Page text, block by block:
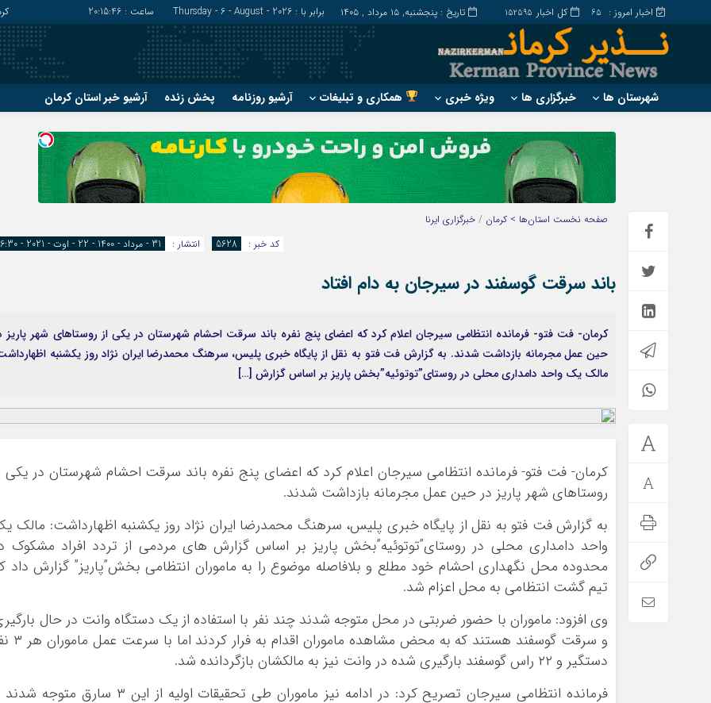
کل اخبار 152595 اخبار امروز : 65 تاریخ : پنجشنبه, ۱۵ مرداد , ۱۴۰۵ برابر با : Thursday - 6 - August - 2026 ساعت : 20:15:48
شهرستان ها خبرگزاری ها ویژه خبری همکاری و تبلیغات آرشیو روزنامه پخش زنده آرشیو خبر استان کرمان
بردسیر
?
بم
جیرفت
رابر
راور
?
رفسنجان
ریگان
زرند
?
شهربابک
عنبرآباد
فاریاب
صفحه نخست استان‌ها > کرمان / خبرگزاری ایرنا
انتشار :
31 - مرداد - 1400 - 22 - اوت - 2021 - 16:30 کد خبر : 5628
باند سرقت گوسفند در سیرجان به دام افتاد
کرمان- فت فتو- فرمانده انتظامی سیرجان اعلام کرد که اعضای پنج نفره باند سرقت احشام شهرستان در یکی از روستاهای شهر پاریز
حین عمل مجرمانه بازداشت شدند. به گزارش فت فتو به نقل از پایگاه خبری پلیس، سرهنگ محمدرضا ایران نژاد روز یکشنبه
مالک یک واحد دامداری محلی در روستای”توتوئیه”بخش پاریز بر اساس گزارش […]
کرمان- فت فتو- فرمانده انتظامی سیرجان اعلام کرد که اعضای پنج نفره باند سرقت احشام شهرستان در یکی
روستاهای شهر پاریز در حین عمل مجرمانه بازداشت شدند.
به گزارش فت فتو به نقل از پایگاه خبری پلیس، سرهنگ محمدرضا ایران نژاد روز یکشنبه اظهارداشت: مالک
واحد دامداری محلی در روستای”توتوئیه”بخش پاریز بر اساس گزارش های مردمی از تردد افراد مشکوک
محدوده محل نگهداری احشام خود مطلع و بلافاصله موضوع را به ماموران انتظامی بخش”پاریز” گزارش داد
تیم گشت انتظامی به محل اعزام شد.
وی افزود: ماموران با حضور ضربتی در محل متوجه شدند چند نفر با استفاده از یک دستگاه وانت در حال
و سرقت گوسفند هستند که به
دستگیر و ۲۲ راس گوسفند بارگیری شده در وانت نیز به مالکشان بازگردانده شد.